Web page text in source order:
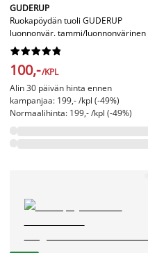
GUDERUP
Ruokapöydän tuoli GUDERUP
luonnonvär. tammi/luonnonvärinen






100,-/KPL
Alin 30 päivän hinta ennen
kampanjaa: 199,- /kpl (-49%)
Normaalihinta: 199,- /kpl (-49%)